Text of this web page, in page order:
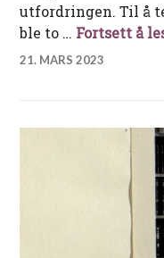
utfordringen. Til å
ble to … Fortsett å
21. MARS 2023